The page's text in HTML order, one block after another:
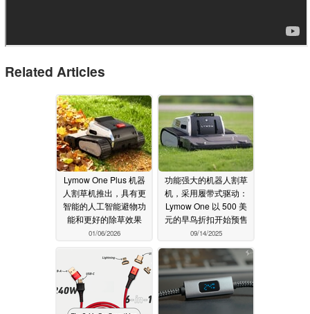
Related Articles
Lymow One Plus 机器
人割草机推出，具有更
智能的人工智能避物功
能和更好的除草效果
01/06/2026
功能强大的机器人割草
机，采用履带式驱动：
Lymow One 以 500 美
元的早鸟折扣开始预售
09/14/2025